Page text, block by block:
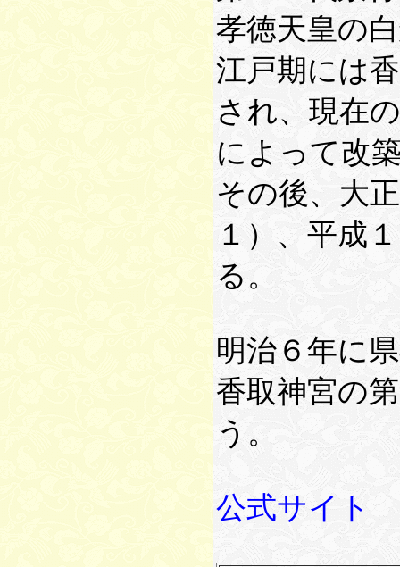
孝徳天皇の
江戸期には
され、現在
によって改
その後、大
１）、平成
る。
明治６年に
香取神宮の
う。
公式サイト